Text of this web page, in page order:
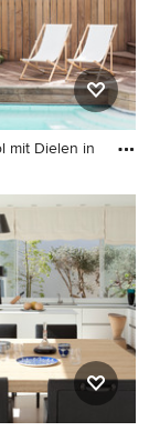
mit Dielen in
mit Dielen in